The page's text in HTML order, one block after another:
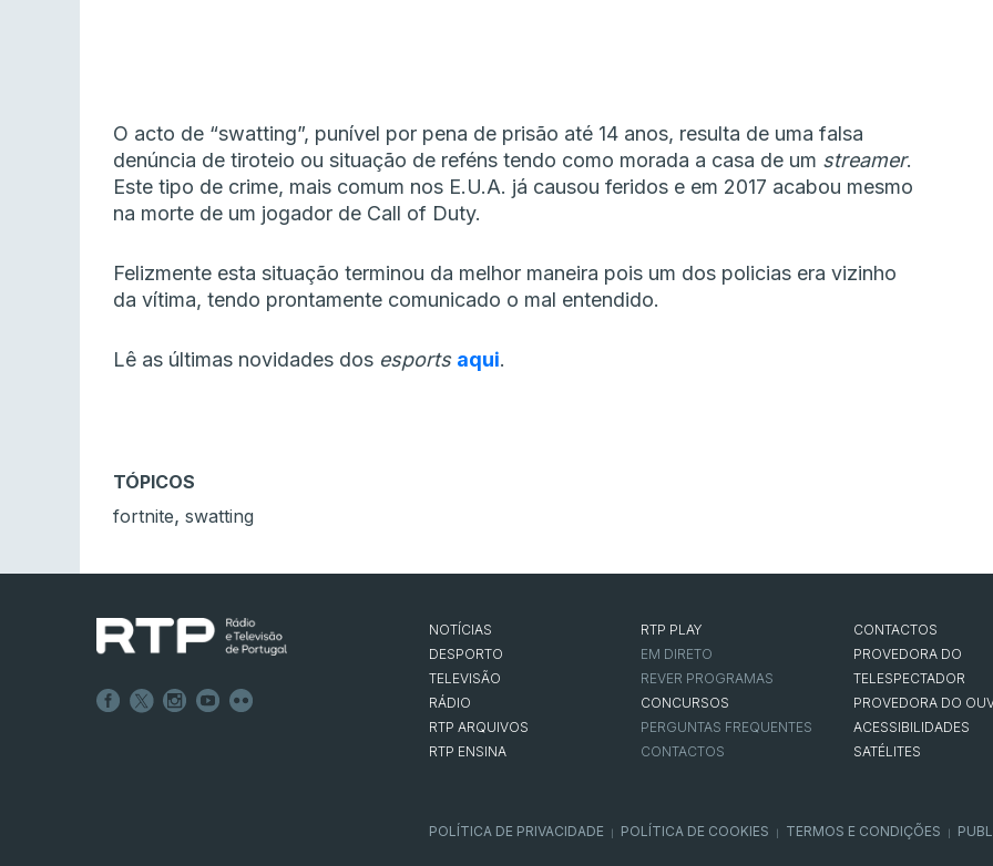
O acto de “swatting”, punível por pena de prisão até 14 anos, resulta de uma falsa
denúncia de tiroteio ou situação de reféns tendo como morada a casa de um streamer.
Este tipo de crime, mais comum nos E.U.A. já causou feridos e em 2017 acabou mesmo
na morte de um jogador de Call of Duty.
Felizmente esta situação terminou da melhor maneira pois um dos policias era vizinho
da vítima, tendo prontamente comunicado o mal entendido.
Lê as últimas novidades dos esports aqui.
TÓPICOS
fortnite, swatting
NOTÍCIAS
DESPORTO
TELEVISÃO
RÁDIO
RTP ARQUIVOS
RTP ENSINA
RTP PLAY
EM DIRETO
REVER PROGRAMAS
CONCURSOS
PERGUNTAS FREQUENTES
CONTACTOS
CONTACTOS
PROVEDORA DO
TELESPECTADOR
PROVEDORA DO
ACESSIBILIDADES
SATÉLITES
POLÍTICA DE PRIVACIDADE POLÍTICA DE COOKIES TERMOS E CONDIÇÕES